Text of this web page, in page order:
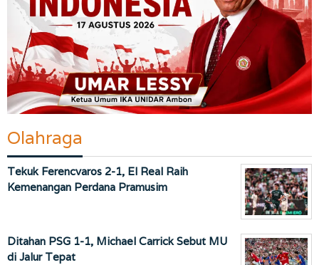
Olahraga
Tekuk Ferencvaros 2-1, El Real Raih
Kemenangan Perdana Pramusim
Ditahan PSG 1-1, Michael Carrick Sebut MU
di Jalur Tepat